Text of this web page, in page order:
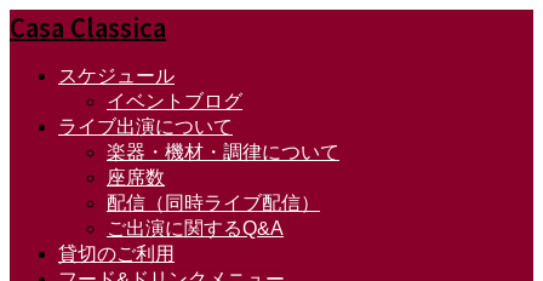
Casa Classica
スケジュール
イベントブログ
ライブ出演について
楽器・機材・調律について
座席数
配信（同時ライブ配信）
ご出演に関するQ&A
貸切のご利用